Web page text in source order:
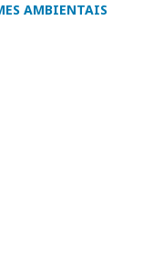
AMBIENTAIS